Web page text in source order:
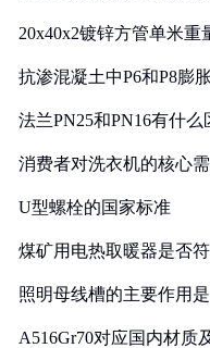
20x40x2镀锌方管单米重
抗渗混凝土中P6和P8膨
法兰PN25和PN16有什么
消费者对洗衣机的核心
U型螺栓的国家标准
煤矿用电热取暖器是否
照明母线槽的主要作用
A516Gr70对应国内材质